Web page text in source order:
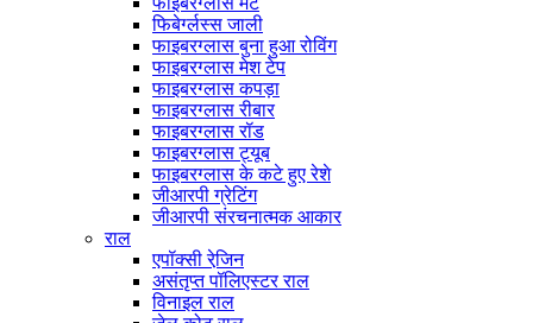
फिबेर्ग्लस्स जाली
फाइबरग्लास बुना हुआ रोविंग
फाइबरग्लास मेश टेप
फाइबरग्लास कपड़ा
फाइबरग्लास रीबार
फाइबरग्लास रॉड
फाइबरग्लास ट्यूब
फाइबरग्लास के कटे हुए रेशे
जीआरपी ग्रेटिंग
जीआरपी संरचनात्मक आकार
राल
एपॉक्सी रेजि़न
असंतृप्त पॉलिएस्टर राल
विनाइल राल